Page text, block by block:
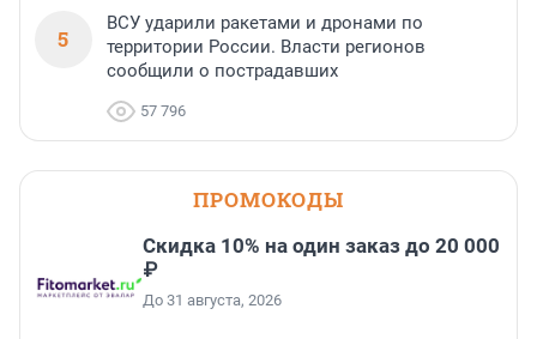
5
ВСУ ударили ракетами и дронами по
территории России. Власти регионов
сообщили о пострадавших
57 796
ПРОМОКОДЫ
Скидка 10% на один заказ до 20 000
₽
До 31 августа, 2026